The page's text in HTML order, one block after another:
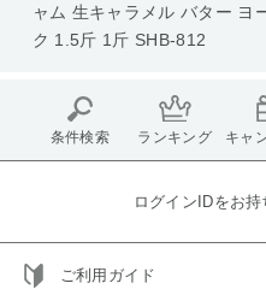
ャム 生キャラメル バター ヨ
ク 1.5斤 1斤 SHB-812
条件検索 ランキング キャ
ログインIDをお
ご利用ガイド